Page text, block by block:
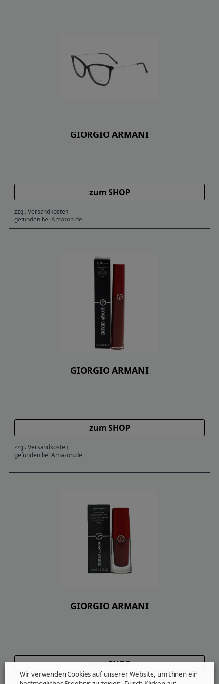
GIORGIO ARMANI
zum SHOP
zzgl. Versandkosten
gefunden bei Amazon.de
GIORGIO ARMANI
zum SHOP
zzgl. Versandkosten
gefunden bei Amazon.de
GIORGIO ARMANI
zum SHOP
Wir verwenden Cookies auf unserer Website, um Ihnen ein